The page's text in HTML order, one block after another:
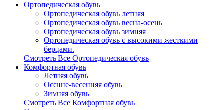
Ортопедическая обувь
Ортопедическая обувь летняя
Ортопедическая обувь весна-осень
Ортопедическая обувь зимняя
Ортопедическая обувь с высокими жесткими
берцами.
Смотреть Все Ортопедическая обувь
Комфортная обувь
Летняя обувь
Осенне-весенняя обувь
Зимняя обувь
Смотреть Все Комфортная обувь